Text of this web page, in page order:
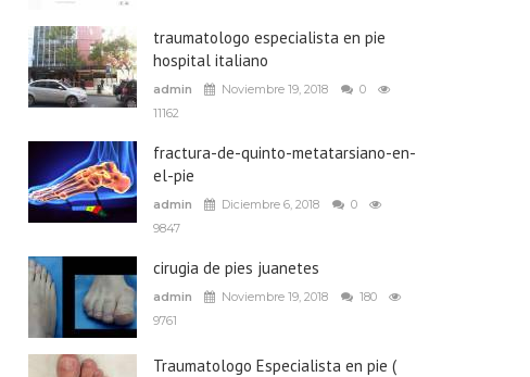
traumatologo especialista en pie
hospital italiano
admin Noviembre 19, 2018
0
11162
fractura-de-quinto-metatarsiano-en-
el-pie
admin Diciembre 6, 2018
0
9847
cirugia de pies juanetes
admin Noviembre 19, 2018
180
9761
Traumatologo Especialista en pie (